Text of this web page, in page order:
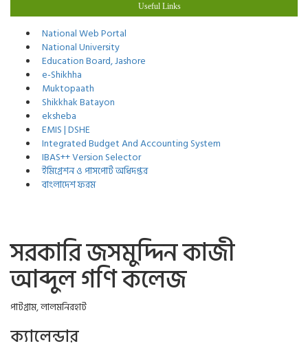
Useful Links
National Web Portal
National University
Education Board, Jashore
e-Shikhha
Muktopaath
Shikkhak Batayon
eksheba
EMIS | DSHE
Integrated Budget And Accounting System
IBAS++ Version Selector
ইমিগ্রেশন ও পাসপোর্ট অধিদপ্তর
বাংলাদেশ ফরম
সরকারি জসমুদ্দিন কাজী
আব্দুল গণি কলেজ
পাটগ্রাম, লালমনিরহাট
ক্যালেন্ডার